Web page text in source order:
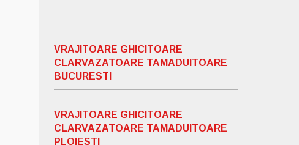
VRAJITOARE GHICITOARE
CLARVAZATOARE TAMADUITOARE
BUCURESTI
VRAJITOARE GHICITOARE
CLARVAZATOARE TAMADUITOARE
PLOIESTI